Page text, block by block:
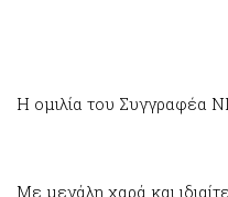
Η ομιλία του Συγγραφέα
Με μεγάλη χαρά και